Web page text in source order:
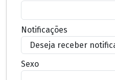
Notificações
Sexo